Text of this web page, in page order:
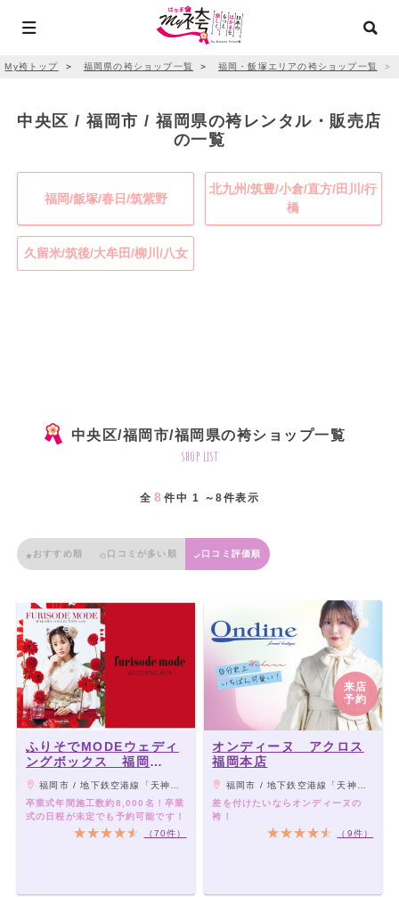
My袴トップ ＞ 福岡県の袴ショップ一覧 ＞ 福岡・飯塚エリアの袴ショップ一覧 ＞
中央区 / 福岡市 / 福岡県の袴レンタル・販売店
の一覧
福岡/飯塚/春日/筑紫野
北九州/筑豊/小倉/直方/田川/行
橋
久留米/筑後/大牟田/柳川/八女
中央区/福岡市/福岡県の袴ショップ一覧
shop list
全 8 件中 1 ～8件表示
おすすめ順 口コミが多い順 口コミ評価順
ふりそでMODEウェディ
ングボックス 福岡
PARCO店
福岡市 / 地下鉄空港線「天神駅」より徒歩1分、西鉄天神大牟田線「西鉄福岡駅」より徒歩5分
卒業式年間施工数約8,000名！卒業
式の日程が未定でも予約可能です！
（70件）
来店
予約
オンディーヌ アクロス
福岡本店
福岡市 / 地下鉄空港線「天神駅」から徒歩5分、地下鉄七隈線「天神南駅」から徒歩7分、「西鉄福岡天神駅」から徒歩10分
差を付けたいならオンディーヌの
袴！
（9件）